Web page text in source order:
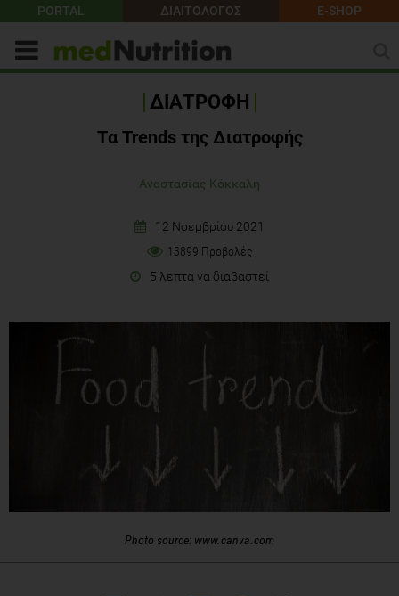
PORTAL ΔΙΑΙΤΟΛΟΓΟΣ E-SHOP
ΔΙΑΤΡΟΦΗ
Tα Trends της Διατροφής
Αναστασίας Κόκκαλη
12 Νοεμβρίου 2021
13899 Προβολές
5 λεπτά να διαβαστεί
Photo source: www.canva.com